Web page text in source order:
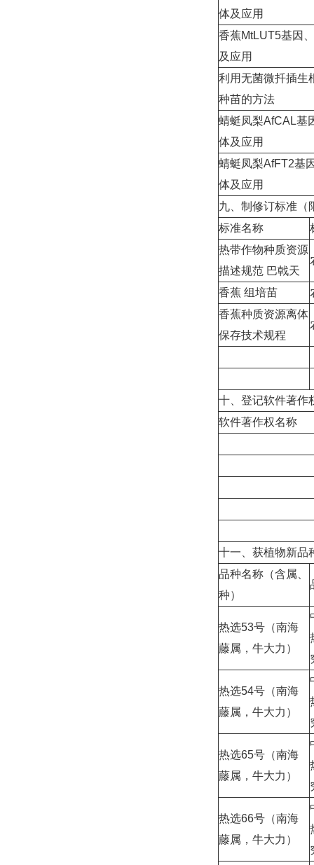
体及应用
香蕉MtLUT5基因
及应用
利用无菌微扦插生
种苗的方法
蜻蜓凤梨AfCAL基
体及应用
蜻蜓凤梨AfFT2基
体及应用
九、制修订标准（
标准名称
热带作物种质资源
描述规范 巴戟天
香蕉 组培苗
香蕉种质资源离体
保存技术规程
十、登记软件著作
软件著作权名称
十一、获植物新品
品种名称（含属、
种）
热选53号（南海
藤属，牛大力）
热选54号（南海
藤属，牛大力）
热选65号（南海
藤属，牛大力）
热选66号（南海
藤属，牛大力）